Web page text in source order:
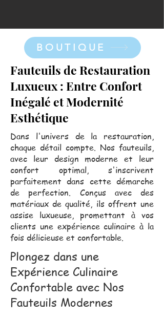
BOUTIQUE
Fauteuils de Restauration
Luxueux : Entre Confort
Inégalé et Modernité
Esthétique
Dans l'univers de la restauration,
chaque détail compte. Nos fauteuils,
avec leur design moderne et leur
confort optimal, s'inscrivent
parfaitement dans cette démarche
de perfection. Conçus avec des
matériaux de qualité, ils offrent une
assise luxueuse, promettant à vos
clients une expérience culinaire à la
fois délicieuse et confortable.
Plongez dans une
Expérience Culinaire
Confortable avec Nos
Fauteuils Modernes